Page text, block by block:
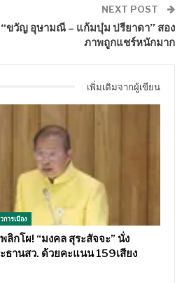
NEXT POST
“ขวัญ อุษามณี – แก้มบุ๋ม ปรียาดา” สอง
ภาพถูกแชร์หนักมาก
เพิ่มเติมจากผู้เขียน
การเมือง
ลิกโผ! “มงคล สุระสัจจะ” นั่ง
ธานสว. ด้วยคะแนน 159เสียง